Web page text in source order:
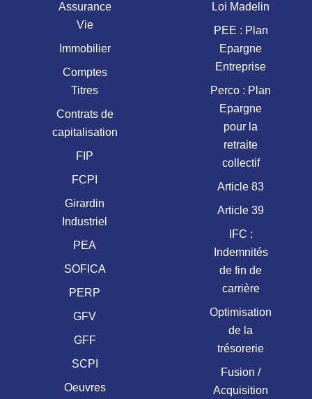
Assurance
Vie
Immobilier
Comptes
Titres
Contrats de
capitalisation
FIP
FCPI
Girardin
Industriel
PEA
SOFICA
PERP
GFV
GFF
SCPI
Oeuvres
Loi Madelin
PEE : Plan
Epargne
Entreprise
Perco : Plan
Epargne
pour la
retraite
collectif
Article 83
Article 39
IFC :
Indemnités
de fin de
carrière
Optimisation
de la
trésorerie
Fusion /
Acquisition